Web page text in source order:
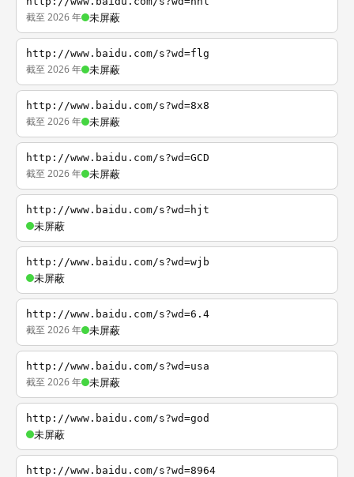
截至 2026 年 未屏蔽
http://www.baidu.com/s?wd=flg
截至 2026 年 未屏蔽
http://www.baidu.com/s?wd=8x8
截至 2026 年 未屏蔽
http://www.baidu.com/s?wd=GCD
截至 2026 年 未屏蔽
http://www.baidu.com/s?wd=hjt
未屏蔽
http://www.baidu.com/s?wd=wjb
未屏蔽
http://www.baidu.com/s?wd=6.4
截至 2026 年 未屏蔽
http://www.baidu.com/s?wd=usa
截至 2026 年 未屏蔽
http://www.baidu.com/s?wd=god
未屏蔽
http://www.baidu.com/s?wd=8964